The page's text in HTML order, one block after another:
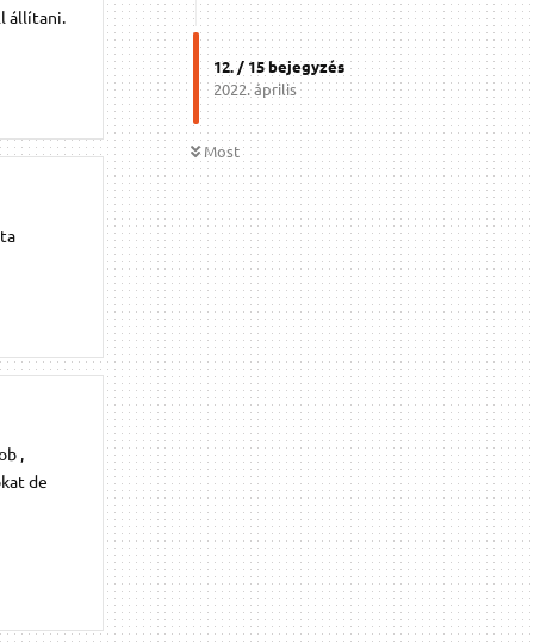
12. / 15bejegyzés
2022. április
Most
állítani.
,
de